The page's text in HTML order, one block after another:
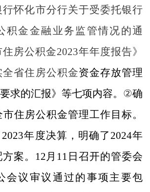
行怀化市分行关于受委托银行
积金金融业务监管情况的通
房公积金2023年年度报告》
省住房公积金资金存放管理
求的汇报》等七项内容。 ②确
市住房公积金管理工作目标。
2023年度决算，明确了 2024年
案。
12月 11 日召开的管委会
会议审议通过的事项主要包